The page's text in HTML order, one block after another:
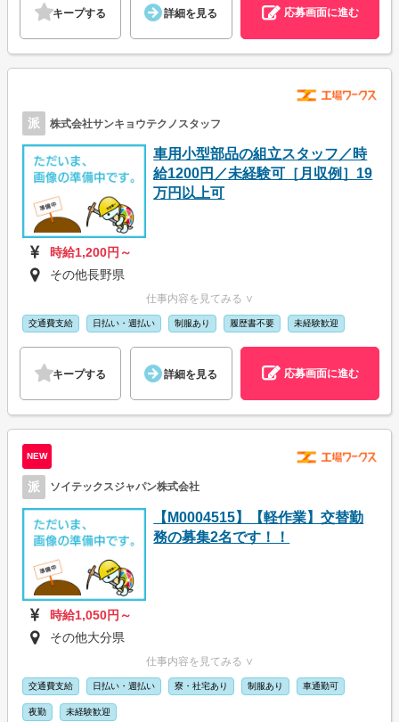
キープする 詳細を見る 応募画面に進む
派 株式会社サンキョウテクノスタッフ
車用小型部品の組立スタッフ／時
給1200円／未経験可［月収例］19
万円以上可
時給1,200円～
その他長野県
仕事内容を見てみる ∨
交通費支給 日払い・週払い 制服あり 履歴書不要 未経験歓迎
キープする 詳細を見る 応募画面に進む
NEW
派 ソイテックスジャパン株式会社
【M0004515】【軽作業】交替勤
務の募集2名です！！
時給1,050円～
その他大分県
仕事内容を見てみる ∨
交通費支給 日払い・週払い 寮・社宅あり 制服あり 車通勤可
夜勤 未経験歓迎